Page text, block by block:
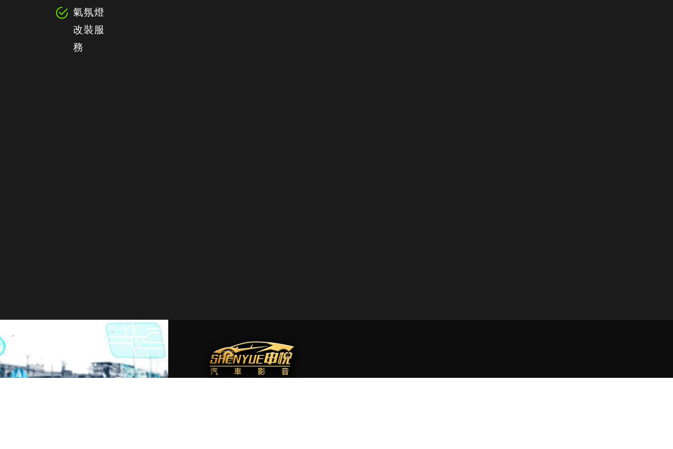
氣氛燈
改裝服
務